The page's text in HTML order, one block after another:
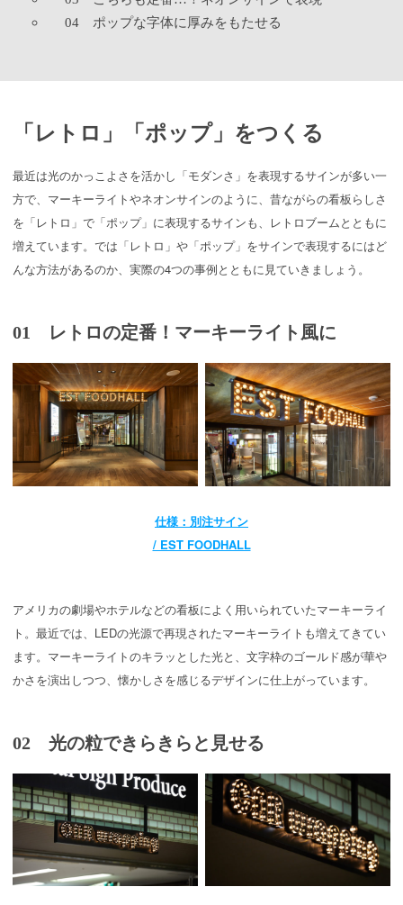
04 ポップな字体に厚みをもたせる
「レトロ」「ポップ」をつくる
最近は光のかっこよさを活かし「モダンさ」を表現するサインが多い一
方で、マーキーライトやネオンサインのように、昔ながらの看板らしさ
を「レトロ」で「ポップ」に表現するサインも、レトロブームとともに
増えています。では「レトロ」や「ポップ」をサインで表現するにはど
んな方法があるのか、実際の4つの事例とともに見ていきましょう。
01 レトロの定番！マーキーライト風に
仕様：別注サイン
/ EST FOODHALL
アメリカの劇場やホテルなどの看板によく用いられていたマーキーライ
ト。最近では、LEDの光源で再現されたマーキーライトも増えてきてい
ます。マーキーライトのキラッとした光と、文字枠のゴールド感が華や
かさを演出しつつ、懐かしさを感じるデザインに仕上がっています。
02 光の粒できらきらと見せる